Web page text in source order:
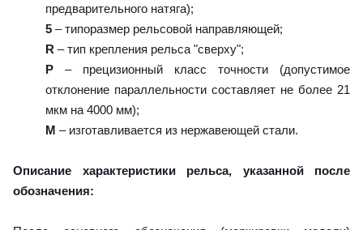
предварительного натяга);
5 – типоразмер рельсовой направляющей;
R – тип крепления рельса "сверху";
P – прецизионный класс точности (допустимое
отклонение параллельности составляет не более 21
мкм на 4000 мм);
M – изготавливается из нержавеющей стали.
Описание характеристики рельса, указанной после
обозначения: